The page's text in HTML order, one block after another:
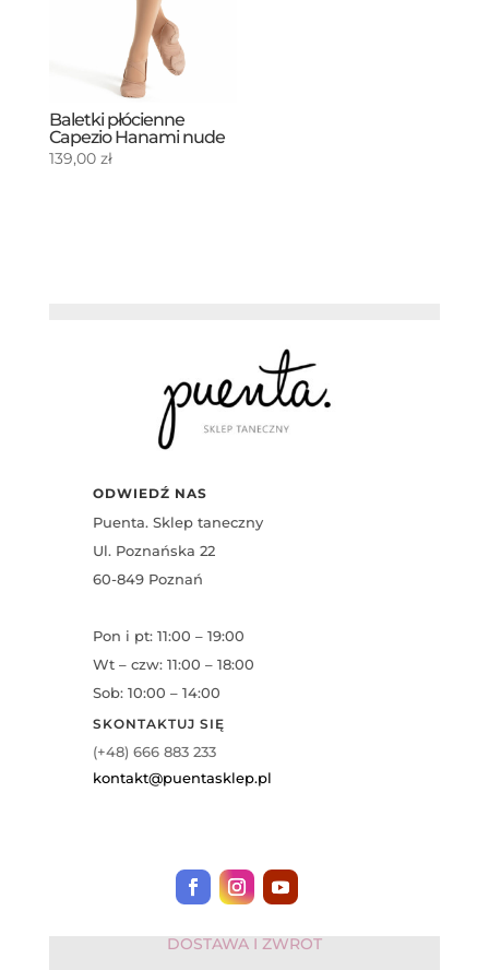
Baletki płócienne
Capezio Hanami nude
139,00 zł
ODWIEDŹ NAS
Puenta. Sklep taneczny
Ul. Poznańska 22
60-849 Poznań
Pon i pt: 11:00 – 19:00
Wt – czw: 11:00 – 18:00
Sob: 10:00 – 14:00
SKONTAKTUJ SIĘ
(+48) 666 883 233
kontakt@puentasklep.pl
DOSTAWA I ZWROT